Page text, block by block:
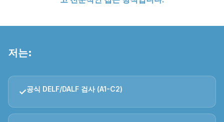
저는:
✓공식 DELF/DALF 검사 (A1-C2)